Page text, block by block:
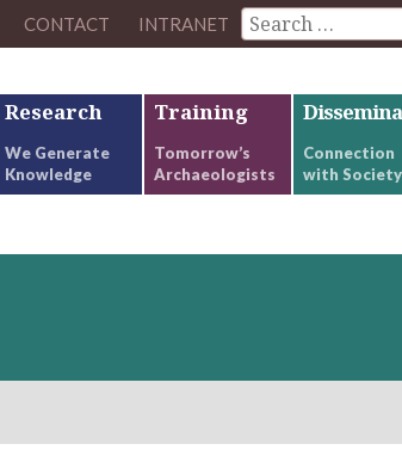
CONTACT INTRANET
Research
We Generate
Knowledge
Training
Tomorrow’s
Archaeologists
Connection
with Society